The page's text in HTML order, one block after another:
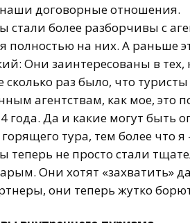
договорные отношения.
более разборчивы с
полностью на них. А раньше
Они заинтересованы в тех,
сколько раз было, что
агентствам, как мое, это
года. Да и какие могут быть
тура, тем более что я
теперь не просто стали
Они хотят
они теперь жутко